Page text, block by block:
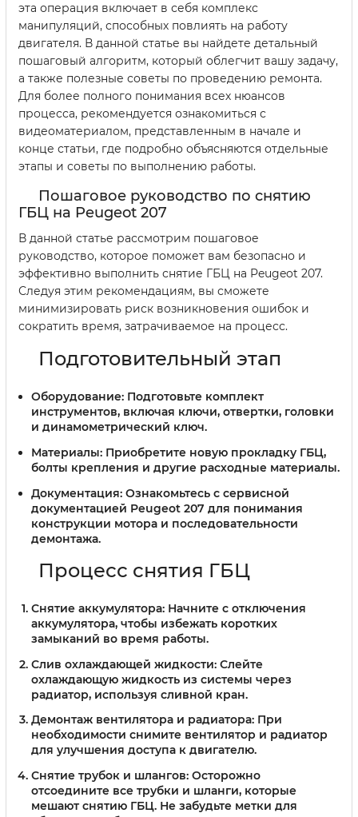
эта операция включает в себя комплекс
манипуляций, способных повлиять на работу
двигателя. В данной статье вы найдете детальный
пошаговый алгоритм, который облегчит вашу задачу,
а также полезные советы по проведению ремонта.
Для более полного понимания всех нюансов
процесса, рекомендуется ознакомиться с
видеоматериалом, представленным в начале и
конце статьи, где подробно объясняются отдельные
этапы и советы по выполнению работы.
Пошаговое руководство по снятию
ГБЦ на Peugeot 207
В данной статье рассмотрим пошаговое
руководство, которое поможет вам безопасно и
эффективно выполнить снятие ГБЦ на Peugeot 207.
Следуя этим рекомендациям, вы сможете
минимизировать риск возникновения ошибок и
сократить время, затрачиваемое на процесс.
Подготовительный этап
Оборудование: Подготовьте комплект
инструментов, включая ключи, отвертки, головки
и динамометрический ключ.
Материалы: Приобретите новую прокладку ГБЦ,
болты крепления и другие расходные материалы.
Документация: Ознакомьтесь с сервисной
документацией Peugeot 207 для понимания
конструкции мотора и последовательности
демонтажа.
Процесс снятия ГБЦ
Снятие аккумулятора: Начните с отключения
аккумулятора, чтобы избежать коротких
замыканий во время работы.
Слив охлаждающей жидкости: Слейте
охлаждающую жидкость из системы через
радиатор, используя сливной кран.
Демонтаж вентилятора и радиатора: При
необходимости снимите вентилятор и радиатор
для улучшения доступа к двигателю.
Снятие трубок и шлангов: Осторожно
отсоедините все трубки и шланги, которые
мешают снятию ГБЦ. Не забудьте метки для